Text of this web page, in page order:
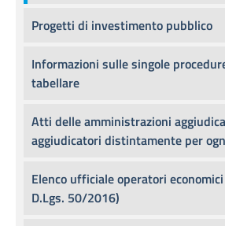
Progetti di investimento pubblico
Informazioni sulle singole
tabellare
Atti delle amministrazioni
aggiudicatori distintamente per
Elenco ufficiale operatori
D.Lgs. 50/2016)